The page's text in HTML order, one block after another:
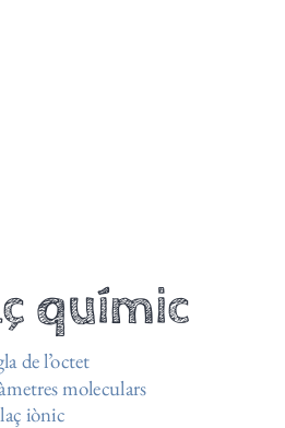
químic
de l’octet
moleculars
iònic